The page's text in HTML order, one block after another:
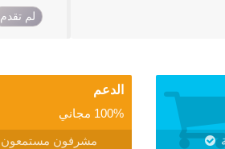
لم تقدم
الدعم
100% مجاني
مشرفون مستمعون